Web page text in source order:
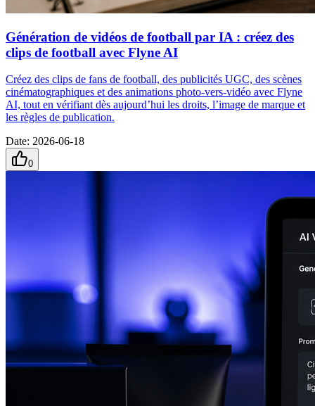
Génération de vidéos de football par IA : créez des
clips de football avec Flyne AI
Créez des clips de fans de football, des publicités UGC, des scènes
cinématographiques et des animations photo-vers-vidéo avec Flyne
AI, tout en vérifiant dès aujourd’hui les droits, l’image de marque et
les règles de publication.
Date: 2026-06-18
0